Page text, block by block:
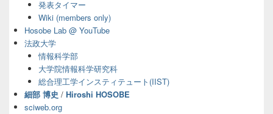
ア
発表タイマー
Wiki (members only)
Hosobe Lab @ YouTube
法政大学
情報科学部
大学院情報科学研究科
総合理工学インスティテュート(IIST)
細部 博史 / Hiroshi HOSOBE
sciweb.org